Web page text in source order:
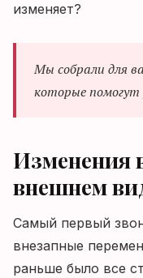
изменяет?
Мы собрали для
которые помогут
Изменения
внешнем
Самый первый
внезапные
раньше было все